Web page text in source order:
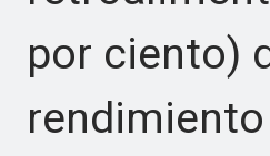
por ciento)